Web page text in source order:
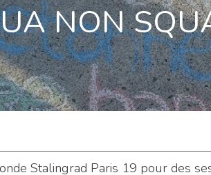
NON
Stalingrad Paris 19 pour des